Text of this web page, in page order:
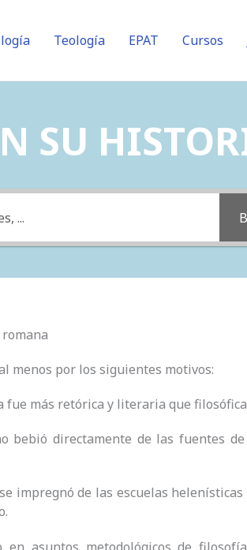
Teología EPAT Cursos
SU
menos por los siguientes motivos:
fue más retórica y literaria que
bebió directamente de las fuentes
impregnó de las escuelas